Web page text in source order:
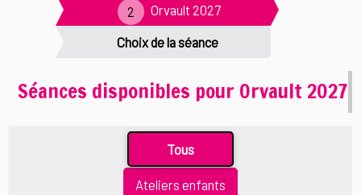
Orvault 2027
Choix de la séance
Séances disponibles pour Orvault 2027
Tous
Ateliers enfants